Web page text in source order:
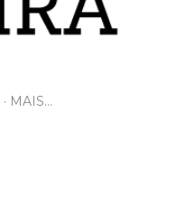
MAIS…